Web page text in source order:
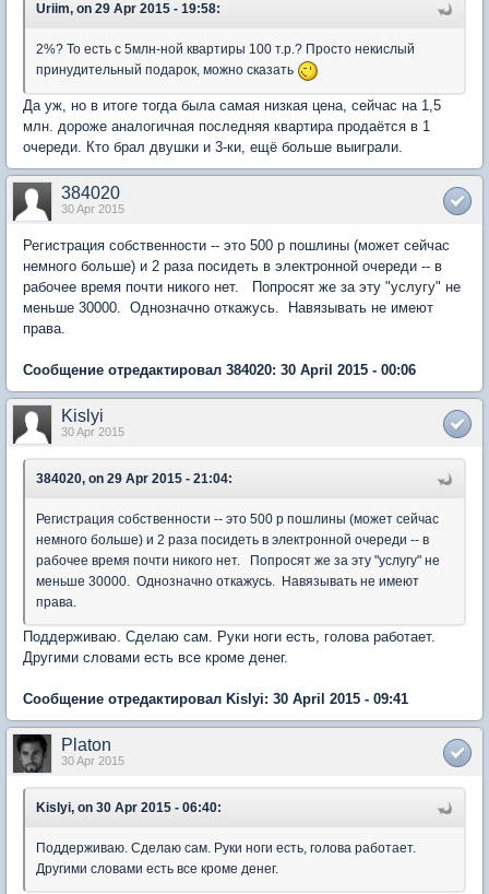
Uriim, on 29 Apr 2015 - 19:58:
2%? То есть с 5млн-ной квартиры 100 т.р.? Просто некислый
принудительный подарок, можно сказать
Да уж, но в итоге тогда была самая низкая цена, сейчас на 1,5
млн. дороже аналогичная последняя квартира продаётся в 1
очереди. Кто брал двушки и 3-ки, ещё больше выиграли.
384020
30 Apr 2015
Регистрация собственности -- это 500 р пошлины (может сейчас
немного больше) и 2 раза посидеть в электронной очереди -- в
рабочее время почти никого нет. Попросят же за эту "услугу" не
меньше 30000. Однозначно откажусь. Навязывать не имеют
права.
Сообщение отредактировал 384020: 30 April 2015 - 00:06
Kislyi
30 Apr 2015
384020, on 29 Apr 2015 - 21:04:
Регистрация собственности -- это 500 р пошлины (может сейчас
немного больше) и 2 раза посидеть в электронной очереди -- в
рабочее время почти никого нет. Попросят же за эту "услугу" не
меньше 30000. Однозначно откажусь. Навязывать не имеют
права.
Поддерживаю. Сделаю сам. Руки ноги есть, голова работает.
Другими словами есть все кроме денег.
Сообщение отредактировал Kislyi: 30 April 2015 - 09:41
Platon
30 Apr 2015
Kislyi, on 30 Apr 2015 - 06:40:
Поддерживаю. Сделаю сам. Руки ноги есть, голова работает.
Другими словами есть все кроме денег.